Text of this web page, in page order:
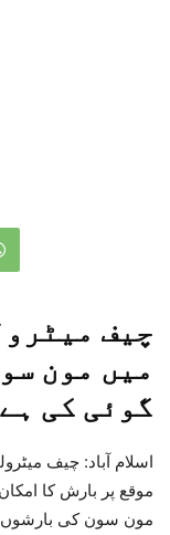
چیف
میں مون
گوئی کی
اسلام آباد: چیف
موقع پر بارش کا
مون سون کی بارشوں